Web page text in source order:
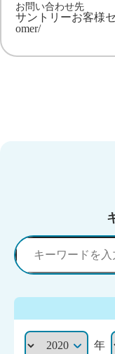
お問い合わせ先
サントリーお客様
omer/
年